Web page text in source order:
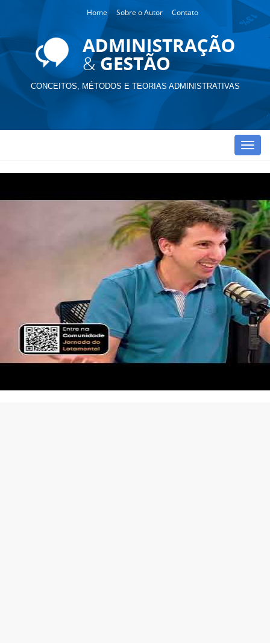
Home Sobre o Autor Contato
CONCEITOS, MÉTODOS E TEORIAS ADMINISTRATIVAS